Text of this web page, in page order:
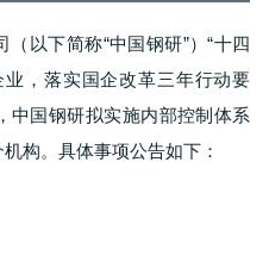
以下简称“中国钢研”）“十四
，落实国企改革三年行动要
中国钢研拟实施内部控制体系
构。具体事项公告如下：